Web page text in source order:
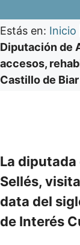
Estás en: Inicio
Diputación de
accesos,
Castillo de Biar
La
Sellés,
data del
de Interés